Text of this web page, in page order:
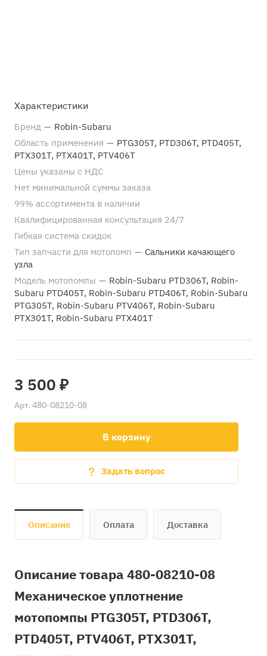
Характеристики
Бренд — Robin-Subaru
Область применения — PTG305T, PTD306T, PTD405T,
PTX301T, PTX401T, PTV406T
Цены указаны с НДС
Нет минимальной суммы заказа
99% ассортимента в наличии
Квалифицированная консультация 24/7
Гибкая система скидок
Тип запчасти для мотопомп — Сальники качающего
узла
Модель мотопомпы — Robin-Subaru PTD306T, Robin-
Subaru PTD405T, Robin-Subaru PTD406T, Robin-Subaru
PTG305T, Robin-Subaru PTV406T, Robin-Subaru
PTX301T, Robin-Subaru PTX401T
3 500 ₽
Арт. 480-08210-08
В корзину
Задать вопрос
Описание Оплата Доставка
Описание товара 480-08210-08
Механическое уплотнение
мотопомпы PTG305T, PTD306T,
PTD405T, PTV406T, PTX301T,